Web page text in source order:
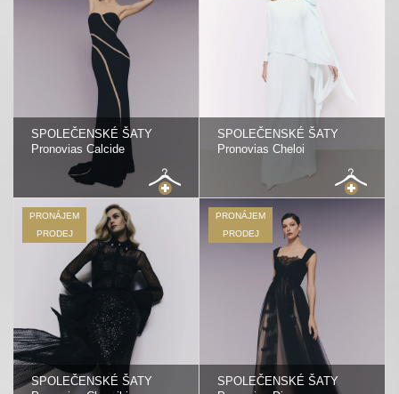
SPOLEČENSKÉ ŠATY
Pronovias Calcide
SPOLEČENSKÉ ŠATY
Pronovias Cheloi
PRONÁJEM
PRODEJ
SPOLEČENSKÉ ŠATY
PRONÁJEM
PRODEJ
SPOLEČENSKÉ ŠATY